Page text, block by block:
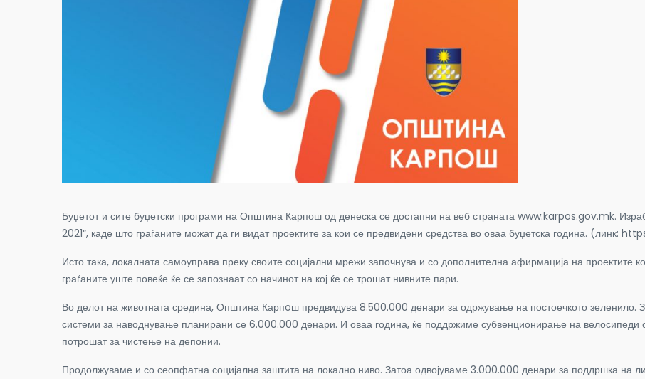
Буџетот и сите буџетски програми на Општина Карпош од денеска се достапни на веб страната www.karpos.gov.mk.
2021“, каде што граѓаните можат да ги видат проектите за кои се предвидени средства во оваа буџетска година. (линк:
Исто така, локалната самоуправа преку своите социјални мрежи започнува и со дополнителна афирмација на проектите
граѓаните уште повеќе ќе се запознаат со начинот на кој ќе се трошат нивните пари.
Во делот на животната средина, Општина Карпoш предвидува 8.500.000 денари за одржување на постоечкото зеленило.
системи за наводнување планирани се 6.000.000 денари. И оваа година, ќе поддржиме субвенционирање на
потрошат за чистење на депонии.
Продолжуваме и со сеопфатна социјална заштита на локално ниво. Затоа одвојуваме 3.000.000 денари за поддршка на